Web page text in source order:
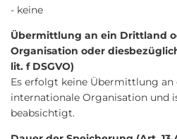
- keine
Übermittlung an ein Drittland
Organisation oder
lit. f DSGVO)
Es erfolgt keine Übermittlung
internationale Organisation und
beabsichtigt.